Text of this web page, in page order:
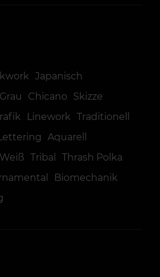
Japanisch
Chicano
Skizze
Linework Traditionell
Aquarell
Tribal
Thrash Polka
Biomechanik